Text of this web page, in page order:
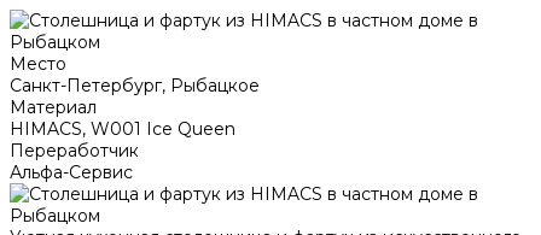
Место
Санкт-Петербург, Рыбацкое
Материал
HIMACS, W001 Ice Queen
Переработчик
Альфа-Сервис